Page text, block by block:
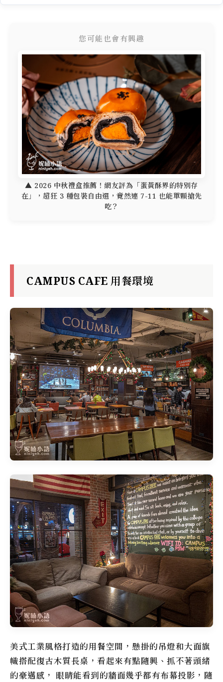
您可能也會有興趣
▲ 2026 中秋禮盒推薦！網友評為「蛋黃酥界的特別存
在」，超狂 3 種包裝自由選，竟然連 7-11 也能單顆搶先
吃？
CAMPUS CAFE 用餐環境
美式工業風格打造的用餐空間，懸掛的吊燈和大面旗
幟搭配復古木質長桌，看起來有點隨興、抓不著頭緒
的豪邁感， 眼睛能看到的牆面幾乎都有布幕投影，隨